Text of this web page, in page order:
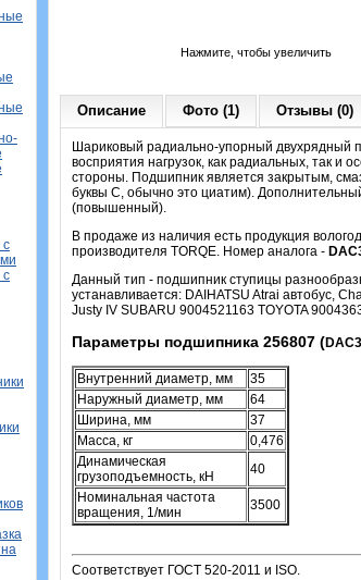
с
с
Нажмите, чтобы увеличить
Описание Фото (1) Отзывы (0)
Шариковый радиально-упорный двухрядный
восприятия нагрузок, как радиальных, так и
стороны. Подшипник является закрытым,
буквы С, обычно это циатим).
(повышенный).
В продаже из наличия есть продукция
производителя TORQE. Номер аналога -
Данный тип - подшипник ступицы
устанавливается: DAIHATSU Atrai автобус,
Justy IV SUBARU 9004521163 TOYOTA
Параметры подшипника 256807 (
Внутренний диаметр, мм
35
Наружный диаметр, мм
64
Ширина, мм
37
Масса, кг
0,476
Динамическая
грузоподъемность, кН
40
Номинальная частота
вращения, 1/мин
3500
Соответствует ГОСТ 520-2011 и ISO.